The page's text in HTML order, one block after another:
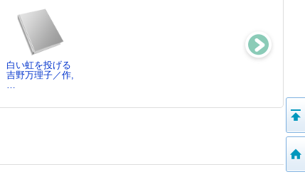
白い虹を投げる
吉野万理子／作,
…